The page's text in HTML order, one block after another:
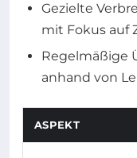
Gezielte
mit Fokus auf
Regelmäßige
anhand von
ASPEKT